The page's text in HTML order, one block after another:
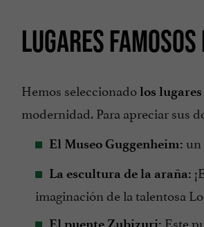
LUGARES
Hemos seleccionadolos
modernidad. Para apreciar sus
El Museo Guggenheim:
La escultura de la araña:
imaginación de la talentosa
El puente Zubizuri: Este